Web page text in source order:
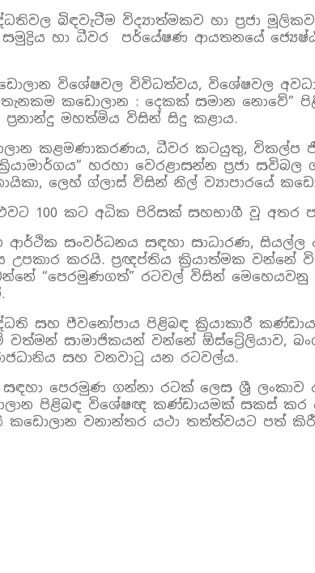
බිඳවැටීම විද්‍යාත්මකව හා ප්‍රජා
හා ධීවර පර්යේෂණ ආයතනයේ
විශේෂවල විවිධත්වය, විශේෂවල
කඩොලාන : දෙකක් සමාන නොවේ”
මහත්මිය විසින් සිදු කළාය.
කළමණාකරණය, ධීවර කටයුතු, විකල්ප
හරහා වෙරළාසන්න ප්‍රජා
ලෙහ් ග්ලාස් විසින් නිල් ව්‍යාපාරයේ
100 කට අධික පිරිසක් සහභාගී වූ අතර
ආර්ථික සංවර්ධනය සඳහා සාධාරණ,
උපකාර කරයි. ප්‍රඥප්තිය ක්‍රියාත්මක වන්නේ
“පෙරමුණගත්” රටවල් විසින්
සහ පීවනෝපාය පිළිබඳ ක්‍රියාකාරී
වත්මන් සාමාජිකයන් වන්නේ ඕස්ට්‍රේලියාව,
සහ වනවාටු යන රටවල්ය.
පෙරමුණ ගන්නා රටක් ලෙස ශ්‍රී
පිළිබඳ විශේෂඥ කණ්ඩායමක් සකස්
වනාන්තර යථා තත්ත්වයට පත්